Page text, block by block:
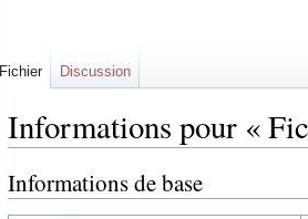
Informations pour «
Informations de base
Fichier Discussion